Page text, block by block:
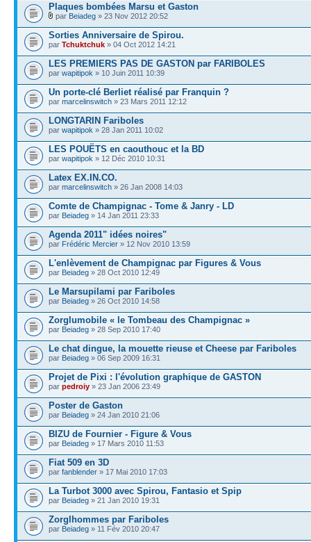
Plaques bombées Marsu et Gaston
par Beiadeg » 23 Nov 2012 20:52
Sorties Anniversaire de Spirou.
par Tchuktchuk » 04 Oct 2012 14:21
LES PREMIERS PAS DE GASTON par FARIBOLES
par wapitipok » 10 Juin 2011 10:39
Un porte-clé Berliet réalisé par Franquin ?
par marcelinswitch » 23 Mars 2011 12:12
LONGTARIN Fariboles
par wapitipok » 28 Jan 2011 10:02
LES POUËTS en caouthouc et la BD
par wapitipok » 12 Déc 2010 10:31
Latex EX.IN.CO.
par marcelinswitch » 26 Jan 2008 14:03
Comte de Champignac - Tome & Janry - LD
par Beiadeg » 14 Jan 2011 23:33
Agenda 2011" idées noires"
par Frédéric Mercier » 12 Nov 2010 13:59
L'enlèvement de Champignac par Figures & Vous
par Beiadeg » 28 Oct 2010 12:49
Le Marsupilami par Fariboles
par Beiadeg » 26 Oct 2010 14:58
Zorglumobile « le Tombeau des Champignac »
par Beiadeg » 28 Sep 2010 17:40
Le chat dingue, la mouette rieuse et Cheese par Fariboles
par Beiadeg » 06 Sep 2009 16:31
Projet de Pixi : l'évolution graphique de GASTON
par pedroiy » 23 Jan 2006 23:49
Poster de Gaston
par Beiadeg » 24 Jan 2010 21:06
BIZU de Fournier - Figure & Vous
par Beiadeg » 17 Mars 2010 11:53
Fiat 509 en 3D
par fanblender » 17 Mai 2010 17:03
La Turbot 3000 avec Spirou, Fantasio et Spip
par Beiadeg » 21 Jan 2010 19:31
Zorglhommes par Fariboles
par Beiadeg » 11 Fév 2010 20:47